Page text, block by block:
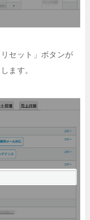
セット」ボタンが
ます。